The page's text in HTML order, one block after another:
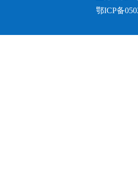
鄂ICP备